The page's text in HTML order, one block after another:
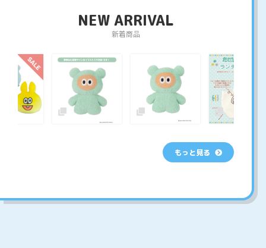
NEW ARRIVAL
新着商品
もっと見る